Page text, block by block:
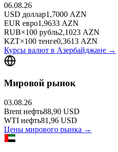
06.08.26
USD доллар1,7000 AZN
EUR евро1,9633 AZN
RUB×100 рубль2,1023 AZN
KZT×100 тенге0,3613 AZN
Курсы валют в Азербайджане →
Мировой рынок
03.08.26
Brent нефть88,90 USD
WTI нефть81,96 USD
Цены мирового рынка →